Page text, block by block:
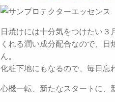
日焼けには十分気をつけたい
くれる潤い成分配合なので、
ん。
化粧下地にもなるので、毎日
心機一転、新たなスタートに、